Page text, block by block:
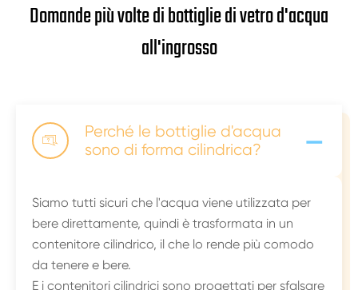
Domande più volte di bottiglie di vetro d'acqua
all'ingrosso

Perché le bottiglie d'acqua
sono di forma cilindrica?
-
Siamo tutti sicuri che l'acqua viene utilizzata per
bere direttamente, quindi è trasformata in un
contenitore cilindrico, il che lo rende più comodo
da tenere e bere.
E i contenitori cilindrici sono progettati per sfalsare